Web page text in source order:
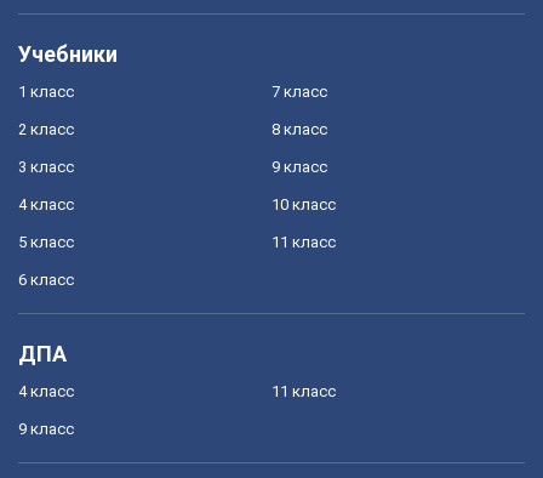
Учебники
1 класс
2 класс
3 класс
4 класс
5 класс
6 класс
7 класс
8 класс
9 класс
10 класс
11 класс
ДПА
4 класс
9 класс
11 класс